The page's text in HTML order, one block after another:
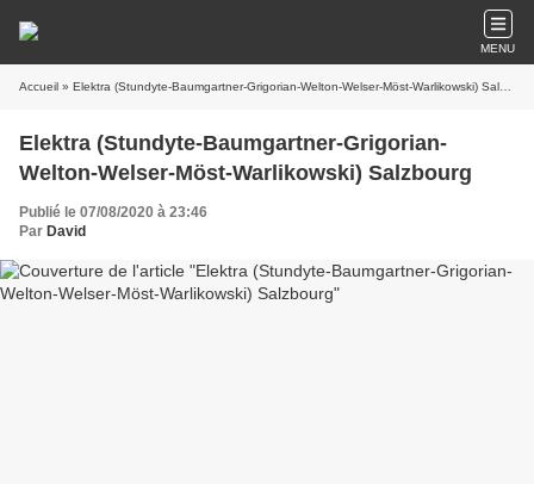
MENU
Accueil » Elektra (Stundyte-Baumgartner-Grigorian-Welton-Welser-Möst-Warlikowski) Salzbourg
Elektra (Stundyte-Baumgartner-Grigorian-
Welton-Welser-Möst-Warlikowski) Salzbourg
Publié le 07/08/2020 à 23:46
Par David